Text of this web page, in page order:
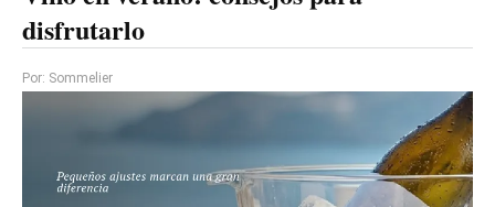
disfrutarlo
Por: Sommelier